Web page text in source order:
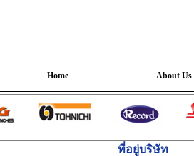
Home About Us
ที่อยู่บริษัท